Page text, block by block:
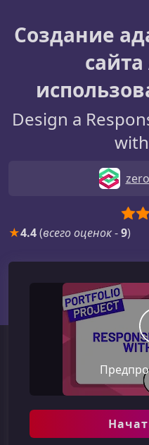
Создание
Design a
★4.4(всего оценок-9)